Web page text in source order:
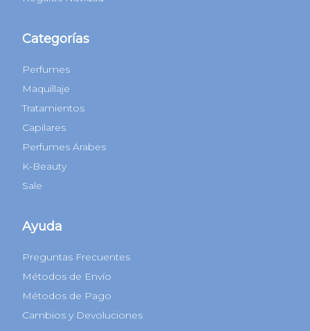
Categorías
Perfumes
Maquillaje
Tratamientos
Capilares
Perfumes Árabes
K-Beauty
Sale
Ayuda
Preguntas Frecuentes
Métodos de Envío
Métodos de Pago
Cambios y Devoluciones